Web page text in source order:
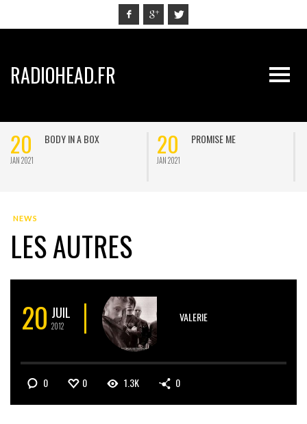
RADIOHEAD.FR
20
JAN 2021
BODY IN A BOX 20
JAN 2021
PROMISE ME
NEWS
LES AUTRES
20 JUIL
2012
VALERIE
0 0 1.3K 0